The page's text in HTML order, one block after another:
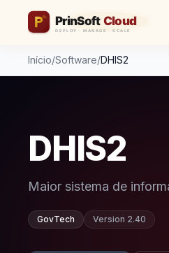
Início/Software/DHIS2
DHIS2
Maior sistema de
GovTech Version 2.40